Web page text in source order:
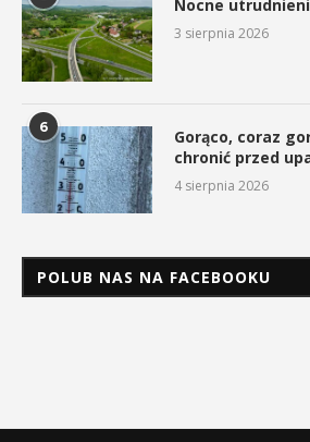
Nocne
3 sierpnia 2026
6
Gorąco, coraz
chronić przed
4 sierpnia 2026
POLUB NAS NA FACEBOOKU